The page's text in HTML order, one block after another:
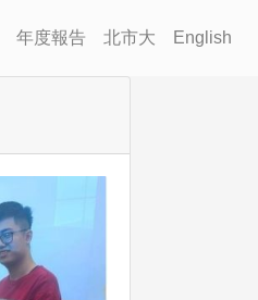
年度報告 北市大 English